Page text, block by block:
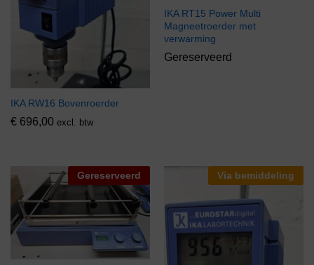
IKA RW16 Bovenroerder
€ 696,00 excl. btw
IKA RT15 Power Multi
Magneetroerder met
verwarming
Gereserveerd
Gereserveerd Via bemiddeling